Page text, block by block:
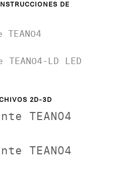
DE
TEAN04
TEAN04-LD LED
2D-3D
TEAN04
TEAN04